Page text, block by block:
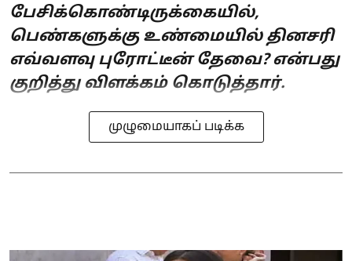
பேசிக்கொண்டிருக்கையில்,
பெண்களுக்கு உண்மையில் தினசரி
எவ்வளவு புரோட்டீன் தேவை? என்பது
குறித்து விளக்கம் கொடுத்தார்.
முழுமையாகப் படிக்க